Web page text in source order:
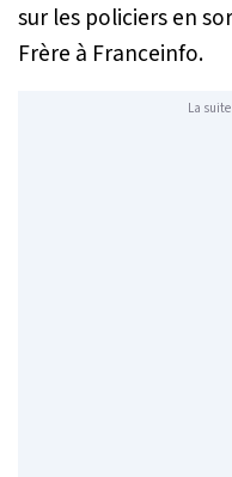
sur les policiers en
Frère à Franceinfo.
La